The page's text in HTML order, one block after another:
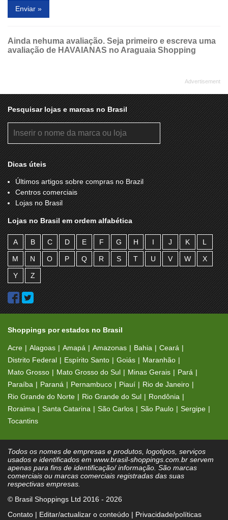
Enviar »
Ainda nehuma avaliação. Seja primeiro e escreva uma
avaliação de HAVAIANAS no Araguaia Shopping
Pesquisar lojas e marcas no Brasil
Dicas úteis
Últimos artigos sobre compras no Brazil
Centros comerciais
Lojas no Brasil
Lojas no Brasil em ordem alfabética
A B C D E F G H I J K L
M N O P Q R S T U V W X
Y Z
Shoppings por estados no Brasil
Acre Alagoas Amapá Amazonas Bahia
Ceará
Distrito Federal
Espírito Santo Goiás
Maranhão
Mato Grosso
Mato Grosso do Sul Minas Gerais
Pará
Paraíba
Paraná Pernambuco Piauí
Rio de Janeiro
Rio Grande do Norte
Rio Grande do Sul
Rondônia
Roraima
Santa Catarina São Carlos São Paulo
Sergipe
Tocantins
Todos os nomes de empresas e produtos, logotipos, serviços
usados e identificados em www.brasil-shoppings.com.br servem
apenas para fins de identificação/ informação. São marcas
comerciais ou marcas comerciais registradas das suas
respectivas empresas.
© Brasil Shoppings Ltd 2016 - 2026
Contato | Editar/actualizar o conteúdo | Privacidade/políticas